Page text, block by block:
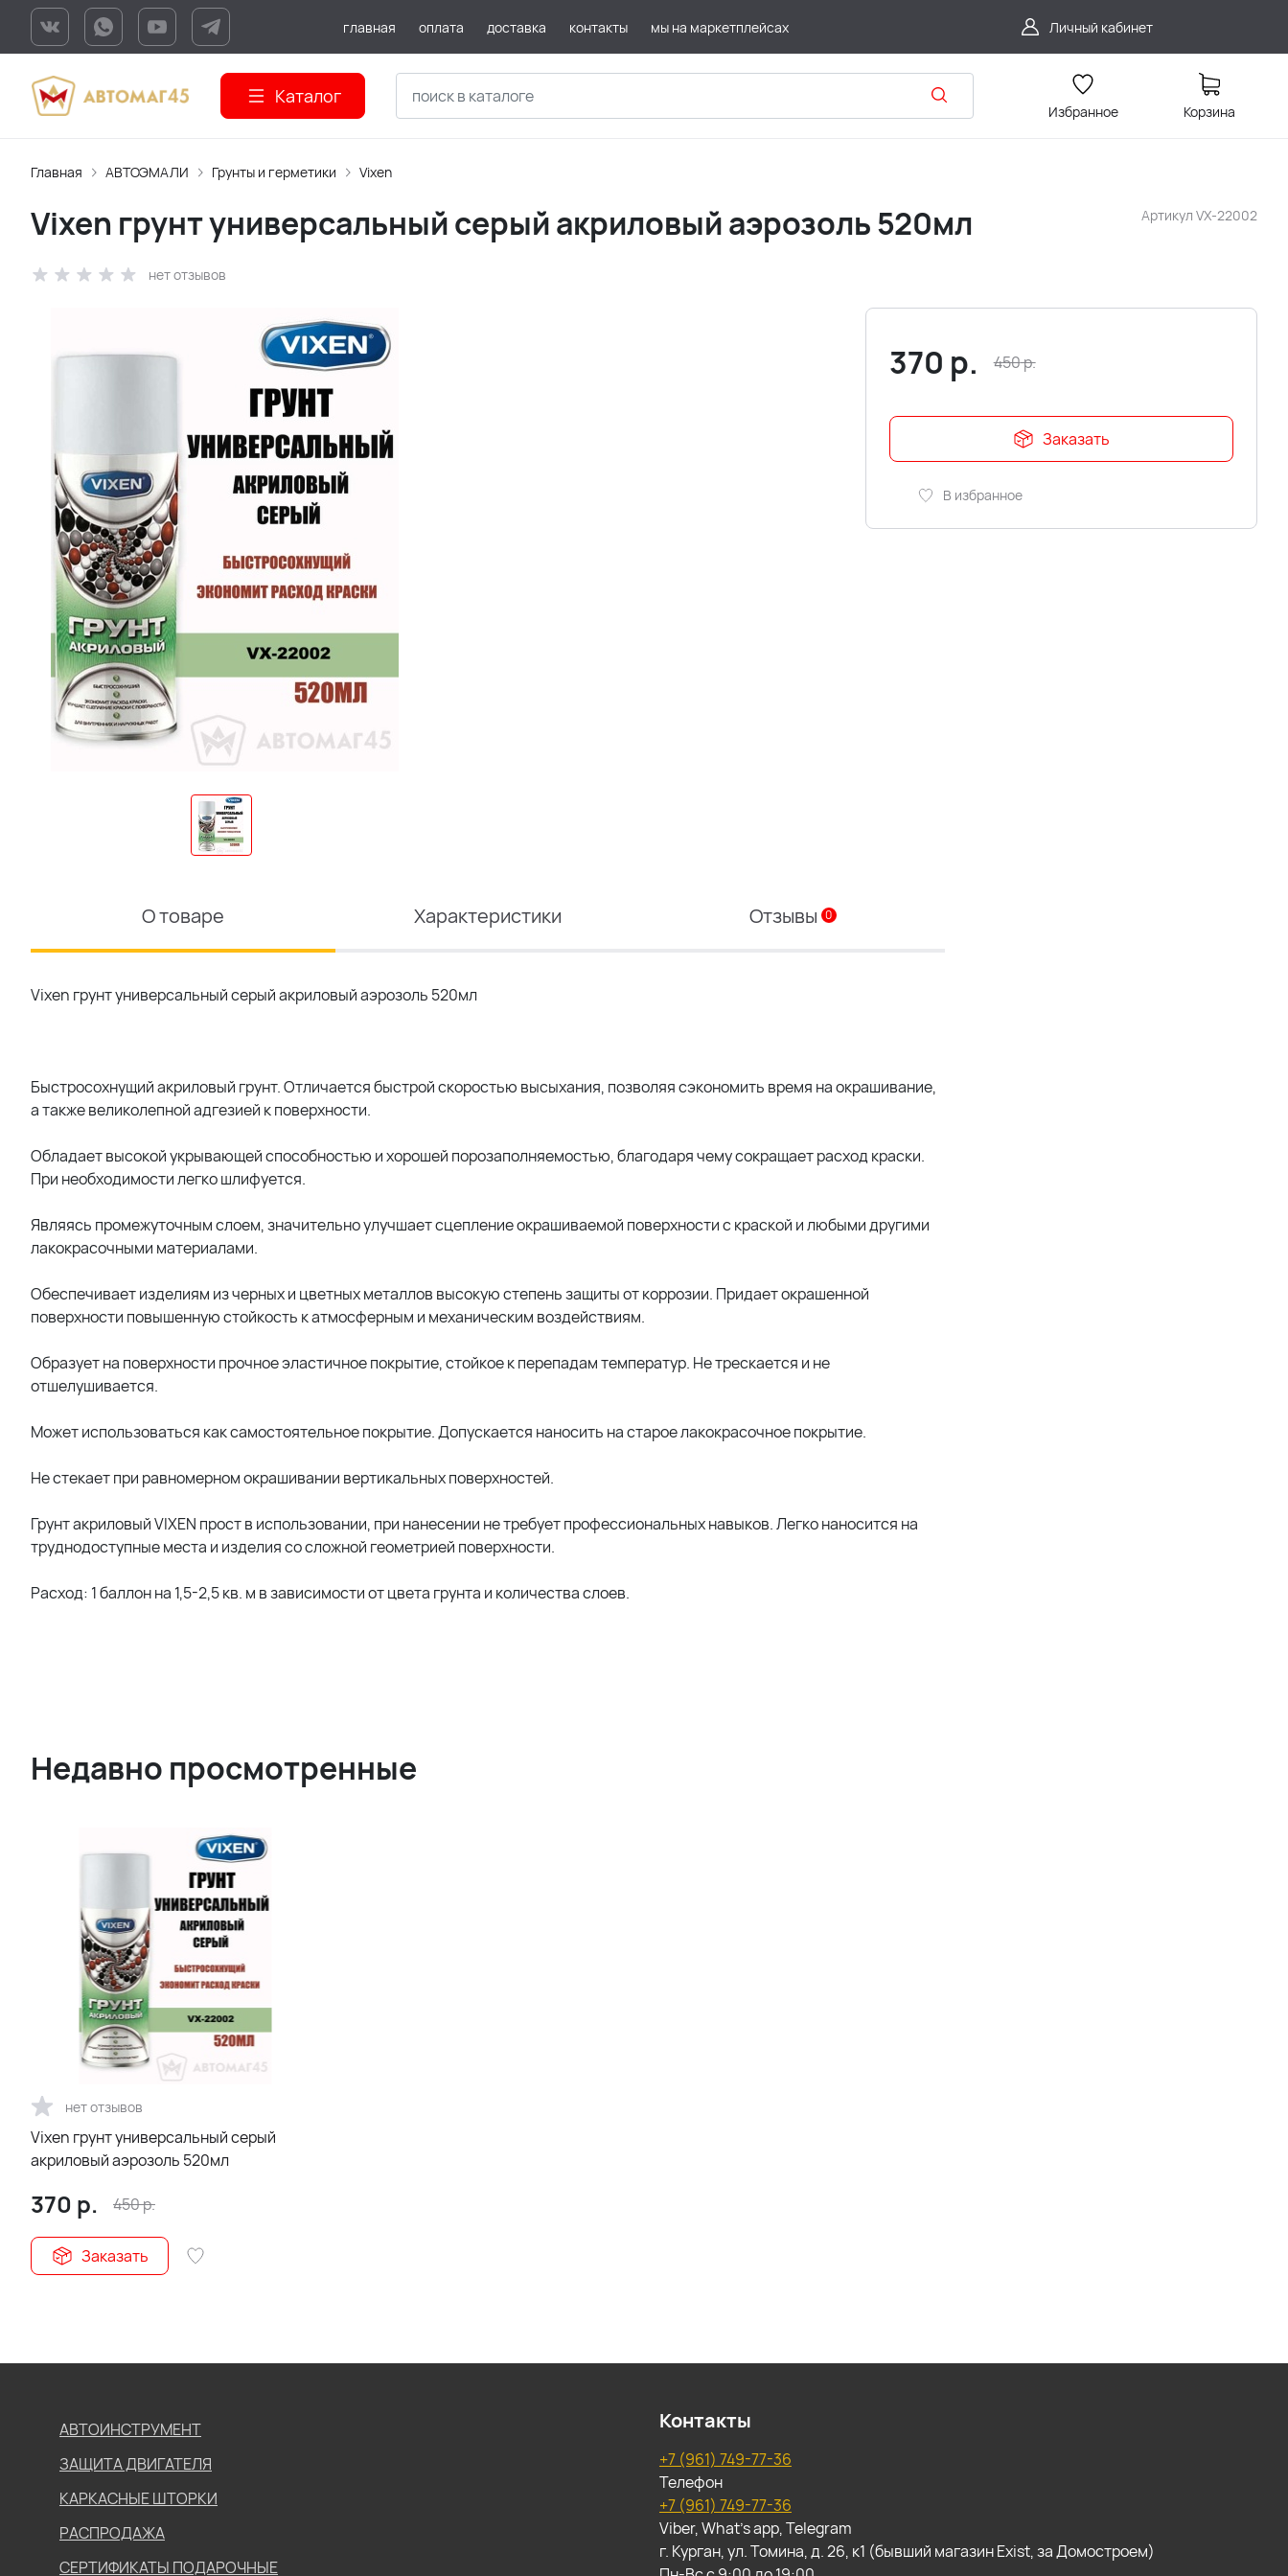
главная оплата доставка контакты мы на маркетплейсах Личный кабинет
Каталог
Избранное Корзина
Главная АВТОЭМАЛИ Грунты и герметики Vixen
Артикул VX-22002
Vixen грунт универсальный серый акриловый аэрозоль 520мл
нет отзывов
370 р. 450р.
Заказать
В избранное
О товаре Характеристики Отзывы 0
Vixen грунт универсальный серый акриловый аэрозоль 520мл
Быстросохнущий акриловый грунт. Отличается быстрой скоростью высыхания, позволяя сэкономить время на окрашивание,
а также великолепной адгезией к поверхности.
Обладает высокой укрывающей способностью и хорошей порозаполняемостью, благодаря чему сокращает расход краски.
При необходимости легко шлифуется.
Являясь промежуточным слоем, значительно улучшает сцепление окрашиваемой поверхности с краской и любыми другими
лакокрасочными материалами.
Обеспечивает изделиям из черных и цветных металлов высокую степень защиты от коррозии. Придает окрашенной
поверхности повышенную стойкость к атмосферным и механическим воздействиям.
Образует на поверхности прочное эластичное покрытие, стойкое к перепадам температур. Не трескается и не
отшелушивается.
Может использоваться как самостоятельное покрытие. Допускается наносить на старое лакокрасочное покрытие.
Не стекает при равномерном окрашивании вертикальных поверхностей.
Грунт акриловый VIXEN прост в использовании, при нанесении не требует профессиональных навыков. Легко наносится на
труднодоступные места и изделия со сложной геометрией поверхности.
Расход: 1 баллон на 1,5-2,5 кв. м в зависимости от цвета грунта и количества слоев.
Недавно просмотренные
нет отзывов
Vixen грунт универсальный серый
акриловый аэрозоль 520мл
370 р. 450р.
Заказать
АВТОИНСТРУМЕНТ
ЗАЩИТА ДВИГАТЕЛЯ
КАРКАСНЫЕ ШТОРКИ
РАСПРОДАЖА
СЕРТИФИКАТЫ ПОДАРОЧНЫЕ
Контакты
+7 (961) 749-77-36
Телефон
+7 (961) 749-77-36
Viber, What's app, Telegram
г. Курган, ул. Томина, д. 26, к1 (бывший магазин Exist, за Домостроем)